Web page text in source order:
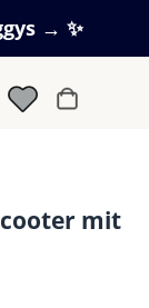
→ ✨
mit